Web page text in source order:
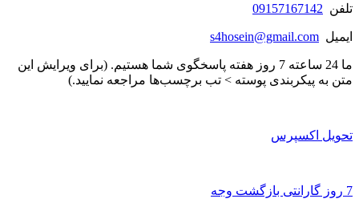
تلفن 09157167142
ایمیل s4hosein@gmail.com
ما 24 ساعته 7 روز هفته پاسخگوی شما هستیم. (برای ویرایش این
متن به پیکربندی پوسته > تب برچسب‌ها مراجعه نمایید.)
تحویل اکسپرس
7 روز گارانتی بازگشت وجه